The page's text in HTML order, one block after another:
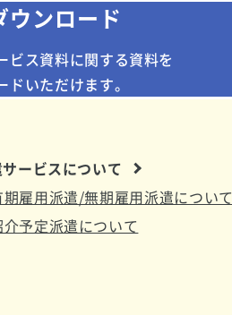
ウンロード
ビス資料に関する資料を
ドいただけます。
ービスについて
期雇用派遣/無期雇用派遣について
介予定派遣について